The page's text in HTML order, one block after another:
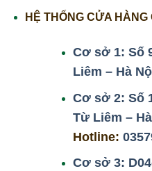
HỆ THỐNG CỬA
Cơ sở 1: Số
Liêm – Hà
Cơ sở 2: Số
Từ Liêm –
Hotline:
Cơ sở 3: